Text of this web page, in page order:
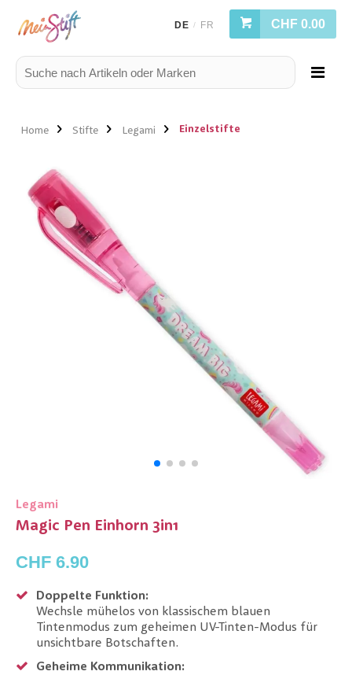
DE / FR CHF 0.00
Home Stifte Legami Einzelstifte
Legami
Magic Pen Einhorn 3in1
CHF 6.90
Doppelte Funktion:
Wechsle mühelos von klassischem blauen
Tintenmodus zum geheimen UV-Tinten-Modus für
unsichtbare Botschaften.
Geheime Kommunikation: